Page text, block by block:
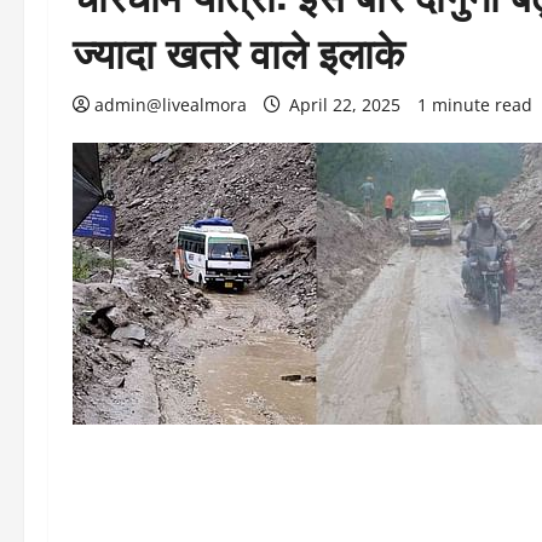
ज्यादा खतरे वाले इलाके
admin@livealmora April 22, 2025 1 minute read